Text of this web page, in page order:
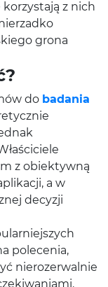
z nich
grona
do badania
z obiektywną
a w
decyzji
polecenia,
nierozerwalnie